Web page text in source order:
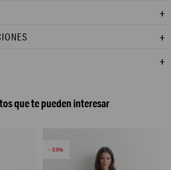
que te pueden interesar
59